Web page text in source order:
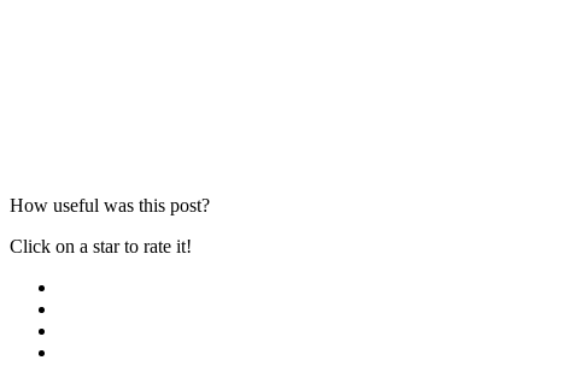
How useful was this post?
Click on a star to rate it!